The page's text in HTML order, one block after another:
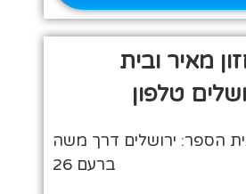
מאיר ובית
טלפון
הספר: ירושלים דרך משה
ברעם 26